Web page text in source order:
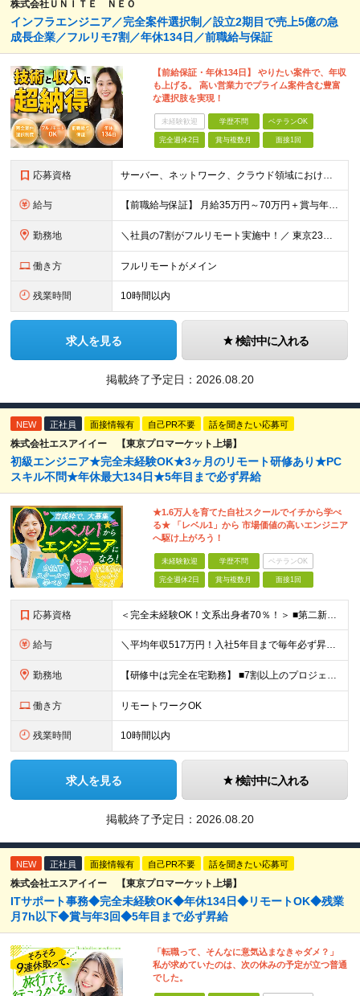
株式会社ＵＮＩＴＥ ＮＥＯ
インフラエンジニア／完全案件選択制／設立2期目で売上5億の急
成長企業／フルリモ7割／年休134日／前職給与保証
【前給保証・年休134日】 やりたい案件で、年収
も上げる。 高い営業力でプライム案件含む豊富
な選択肢を実現！
未経験歓迎 学歴不問 ベテランOK
完全週休2日 賞与複数月 面接1回
応募資格 サーバー、ネットワーク、クラウド領域におけるインフラエンジニアとしての何らかの実務経験（年数不問） ※設計、構築、運用保守、監視等 少しでも実務経験があれば、まずは気軽にエントリーしてみてください！
給与 【前職給与保証】 月給35万円～70万円＋賞与年2回＋各種手当 ※前職の給与・スキル・経験を考慮の上、決定いたします。 ※月給には固定残業代（月30時間分／5万円～10万円）を含みます。超過分は別途
勤務地 ＼社員の7割がフルリモート実施中！／ 東京23区内など1都3県を中心としたプロジェクト先での勤務となります。 ※勤務地は希望を考慮します ≪本社≫ 東京都渋谷区恵比寿南1丁目3番7号 隅越ビル5階
働き方 フルリモートがメイン
残業時間 10時間以内
求人を見る 検討中に入れる
掲載終了予定日： 2026.08.20
NEW 正社員 面接情報有 自己PR不要 話を聞きたい応募可
株式会社エスアイイー 【東京プロマーケット上場】
初級エンジニア★完全未経験OK★3ヶ月のリモート研修あり★PC
スキル不問★年休最大134日★5年目まで必ず昇給
★1.6万人を育てた自社スクールでイチから学べ
る★ 「レベル1」から 市場価値の高いエンジニア
へ駆け上がろう！
未経験歓迎 学歴不問 ベテランOK
完全週休2日 賞与複数月 面接1回
応募資格 ＜完全未経験OK！文系出身者70％！＞ ■第二新卒歓迎 ■学歴・経歴不問・社会人未経験もOK ■20代を中心に活躍中◎ ★☆先輩たちの前職☆★ 元アパレルスタッフや塾講師、介護士、事務、営業など社員
給与 ＼平均年収517万円！入社5年目まで毎年必ず昇給／ ■賞与年3回 ■年収800万円以上も可 ■入社3年以上の平均年収469.2万円 月給23万2000円以上＋賞与年3回＋各種手当 ☆入社5年目まで最
勤務地 【研修中は完全在宅勤務】 ■7割以上のプロジェクトでリモートワークを導入 ■一都三県のプロジェクト先 ■転居を伴う転勤なし ＜プロジェクト先＞ 東京・神奈川・千葉・埼玉でのプロジェクト先にて勤務いた
働き方 リモートワークOK
残業時間 10時間以内
求人を見る 検討中に入れる
掲載終了予定日： 2026.08.20
NEW 正社員 面接情報有 自己PR不要 話を聞きたい応募可
株式会社エスアイイー 【東京プロマーケット上場】
ITサポート事務◆完全未経験OK◆年休134日◆リモートOK◆残業
月7h以下◆賞与年3回◆5年目まで必ず昇給
「転職って、そんなに意気込まなきゃダメ？」
私が求めていたのは、次の休みの予定が立つ普通
でした。